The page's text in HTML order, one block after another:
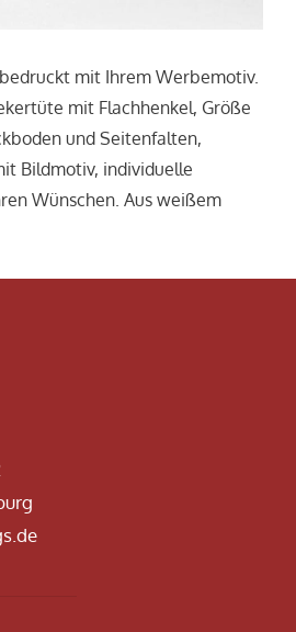
mit Ihrem Werbemotiv.
mit Flachhenkel, Größe
und Seitenfalten,
Bildmotiv, individuelle
Wünschen. Aus weißem